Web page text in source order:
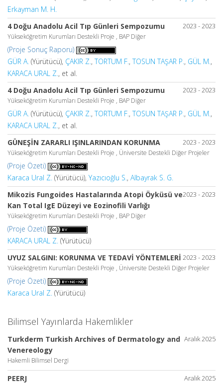
Erkayman M. H.
2023 - 2023
4 Doğu Anadolu Acil Tıp Günleri Sempozumu
Yükseköğretim Kurumları Destekli Proje , BAP Diğer
(Proje Sonuç Raporu)
GÜR A. (Yürütücü), ÇAKIR Z.,TORTUM F.,TOSUN TAŞAR P., GÜL M.,
KARACA URAL Z., et al.
2023 - 2023
4 Doğu Anadolu Acil Tıp Günleri Sempozumu
Yükseköğretim Kurumları Destekli Proje , BAP Diğer
GÜR A. (Yürütücü), ÇAKIR Z.,TORTUM F.,TOSUN TAŞAR P., GÜL M.,
KARACA URAL Z., et al.
2023 - 2023
GÜNEŞİN ZARARLI IŞINLARINDAN KORUNMA
Yükseköğretim Kurumları Destekli Proje , Üniversite Destekli Diğer Projeler
(Proje Özeti)
Karaca Ural Z. (Yürütücü), Yazıcıoğlu S., Albayrak S. G.
2023 - 2023
Mikozis Fungoides Hastalarında Atopi Öyküsü ve
Kan Total IgE Düzeyi ve Eozinofili Varlığı
Yükseköğretim Kurumları Destekli Proje , BAP Diğer
(Proje Özeti)
KARACA URAL Z. (Yürütücü)
2023 - 2023
UYUZ SALGINI: KORUNMA VE TEDAVİ YÖNTEMLERİ
Yükseköğretim Kurumları Destekli Proje , Üniversite Destekli Diğer Projeler
(Proje Özeti)
Karaca Ural Z. (Yürütücü)
Bilimsel Yayınlarda Hakemlikler
Aralık 2025
Turkderm Turkish Archives of Dermatology and
Venereology
Hakemli Bilimsel Dergi
Aralık 2025
PEERJ